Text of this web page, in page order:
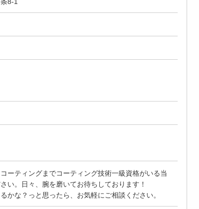
ーティングまでコーティング技術一級資格がいる当
い。日々、腕を磨いてお待ちしております！
かな？っと思ったら、お気軽にご相談ください。